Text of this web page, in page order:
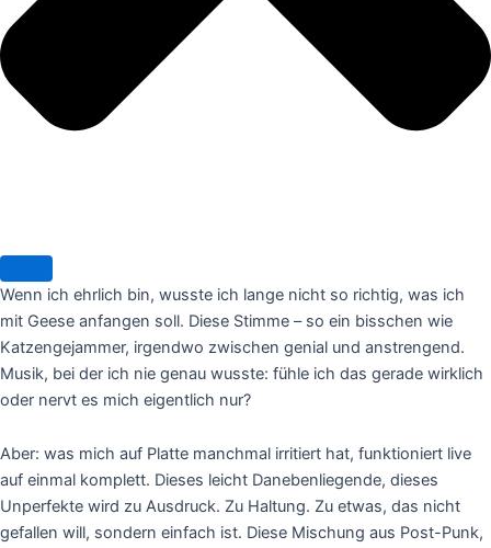
Wenn ich ehrlich bin, wusste ich lange nicht so richtig, was ich
mit Geese anfangen soll. Diese Stimme – so ein bisschen wie
Katzengejammer, irgendwo zwischen genial und anstrengend.
Musik, bei der ich nie genau wusste: fühle ich das gerade wirklich
oder nervt es mich eigentlich nur?
Aber: was mich auf Platte manchmal irritiert hat, funktioniert live
auf einmal komplett. Dieses leicht Danebenliegende, dieses
Unperfekte wird zu Ausdruck. Zu Haltung. Zu etwas, das nicht
gefallen will, sondern einfach ist. Diese Mischung aus Post-Punk,